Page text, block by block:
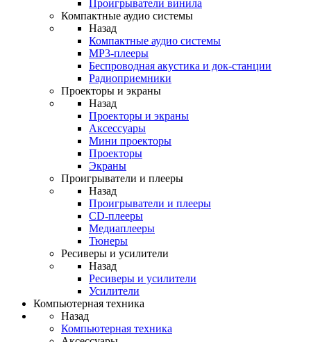
Проигрыватели винила
Компактные аудио системы
Назад
Компактные аудио системы
MP3-плееры
Беспроводная акустика и док-станции
Радиоприемники
Проекторы и экраны
Назад
Проекторы и экраны
Аксессуары
Мини проекторы
Проекторы
Экраны
Проигрыватели и плееры
Назад
Проигрыватели и плееры
CD-плееры
Медиаплееры
Тюнеры
Ресиверы и усилители
Назад
Ресиверы и усилители
Усилители
Компьютерная техника
Назад
Компьютерная техника